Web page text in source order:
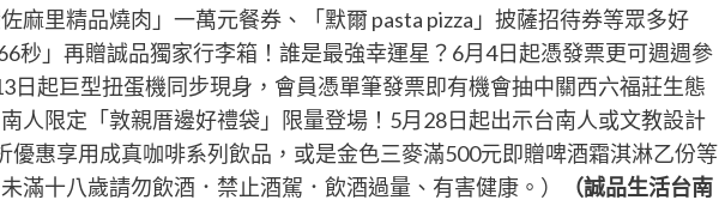
麻里精品燒肉」一萬元餐券、「默爾 pasta pizza」披薩招待券等眾多好
秒」再贈誠品獨家行李箱！誰是最強幸運星？6月4日起憑發票更可週週參
日起巨型扭蛋機同步現身，會員憑單筆發票即有機會抽中關西六福莊生態
人限定「敦親厝邊好禮袋」限量登場！5月28日起出示台南人或文教設計
優惠享用成真咖啡系列飲品，或是金色三麥滿500元即贈啤酒霜淇淋乙份等
滿十八歲請勿飲酒．禁止酒駕．飲酒過量、有害健康。）
（誠品生活台南